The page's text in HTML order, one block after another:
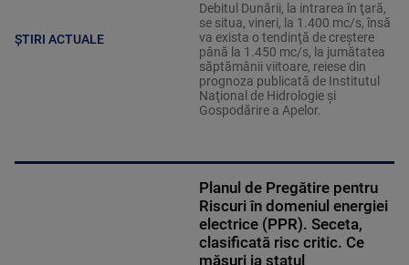
ȘTIRI ACTUALE
Debitul Dunării, la intrarea în ţară,
se situa, vineri, la 1.400 mc/s, însă
va exista o tendinţă de creştere
până la 1.450 mc/s, la jumătatea
săptămânii viitoare, reiese din
prognoza publicată de Institutul
Naţional de Hidrologie şi
Gospodărire a Apelor.
Planul de Pregătire pentru
Riscuri în domeniul energiei
electrice (PPR). Seceta,
clasificată risc critic. Ce
măsuri ia statul